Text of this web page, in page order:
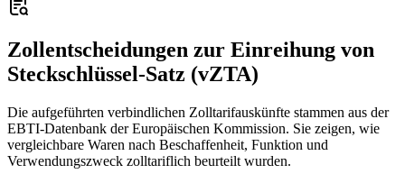
Zollentscheidungen zur Einreihung von
Steckschlüssel-Satz (vZTA)
Die aufgeführten verbindlichen Zolltarifauskünfte stammen aus der
EBTI-Datenbank der Europäischen Kommission. Sie zeigen, wie
vergleichbare Waren nach Beschaffenheit, Funktion und
Verwendungszweck zolltariflich beurteilt wurden.